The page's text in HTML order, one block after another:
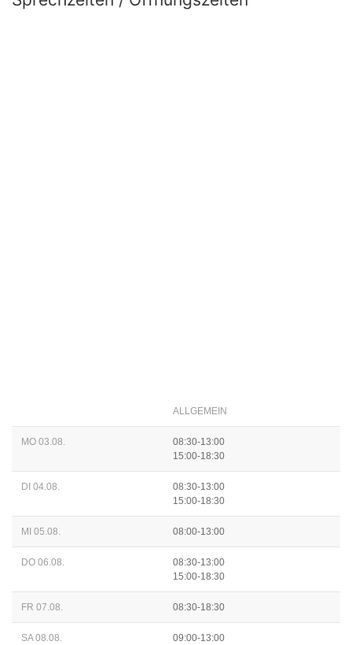
ALLGEMEIN
MO 03.08.
08:30-13:00
15:00-18:30
DI 04.08.
08:30-13:00
15:00-18:30
MI 05.08. 08:00-13:00
DO 06.08.
08:30-13:00
15:00-18:30
FR 07.08. 08:30-18:30
SA 08.08. 09:00-13:00